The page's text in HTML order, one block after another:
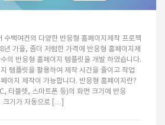
수백여건의 다양한 반응형 홈페이지제작 프로젝
가을, 좀더 저렴한 가격에 반응형 홈페이지제
의 반응형 홈페이지 템플릿을 개발 하였습니다.
템플릿을 활용하여 제작 시간을 줄이고 작업
이지 제작이 가능합니다. 반응형 홈페이지란?
타블렛, 스마트폰 등)의 화면 크기에 반응
크기가 자동으로 […]